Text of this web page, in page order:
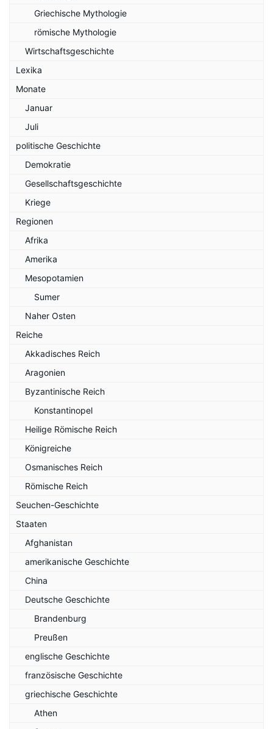
Griechische Mythologie
römische Mythologie
Wirtschaftsgeschichte
Lexika
Monate
Januar
Juli
politische Geschichte
Demokratie
Gesellschaftsgeschichte
Kriege
Regionen
Afrika
Amerika
Mesopotamien
Sumer
Naher Osten
Reiche
Akkadisches Reich
Aragonien
Byzantinische Reich
Konstantinopel
Heilige Römische Reich
Königreiche
Osmanisches Reich
Römische Reich
Seuchen-Geschichte
Staaten
Afghanistan
amerikanische Geschichte
China
Deutsche Geschichte
Brandenburg
Preußen
englische Geschichte
französische Geschichte
griechische Geschichte
Athen